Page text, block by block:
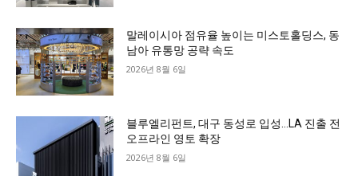
말레이시아 점유율 높이는 미스토홀딩스, 동
남아 유통망 공략 속도
2026년 8월 6일
블루엘리펀트, 대구 동성로 입성…LA 진출 전
오프라인 영토 확장
2026년 8월 6일